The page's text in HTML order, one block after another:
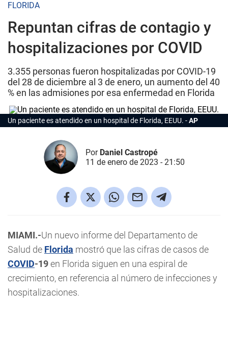
FLORIDA
Repuntan cifras de contagio y
hospitalizaciones por COVID
3.355 personas fueron hospitalizadas por COVID-19
del 28 de diciembre al 3 de enero, un aumento del 40
% en las admisiones por esa enfermedad en Florida
Un paciente es atendido en un hospital de Florida, EEUU. AP
Por Daniel Castropé
11 de enero de 2023 - 21:50
MIAMI.-Un nuevo informe del Departamento de
Salud de Florida mostró que las cifras de casos de
COVID-19en Florida siguen en una espiral de
crecimiento, en referencia al número de infecciones y
hospitalizaciones.